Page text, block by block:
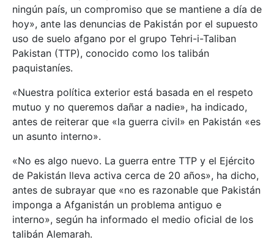
ningún país, un compromiso que se mantiene a día de
hoy», ante las denuncias de Pakistán por el supuesto
uso de suelo afgano por el grupo Tehri-i-Taliban
Pakistan (TTP), conocido como los talibán
paquistaníes.
«Nuestra política exterior está basada en el respeto
mutuo y no queremos dañar a nadie», ha indicado,
antes de reiterar que «la guerra civil» en Pakistán «es
un asunto interno».
«No es algo nuevo. La guerra entre TTP y el Ejército
de Pakistán lleva activa cerca de 20 años», ha dicho,
antes de subrayar que «no es razonable que Pakistán
imponga a Afganistán un problema antiguo e
interno», según ha informado el medio oficial de los
talibán Alemarah.